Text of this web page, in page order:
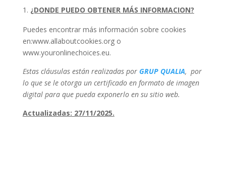
¿DONDE PUEDO OBTENER MÁS INFORMACION?
Puedes encontrar más información sobre cookies
en:www.allaboutcookies.orgo
www.youronlinechoices.eu.
Estas cláusulas están realizadas por GRUP QUALIA, por
lo que se le otorga un certificado en formato de imagen
digital para que pueda exponerlo en su sitio web.
Actualizadas: 27/11/2025.